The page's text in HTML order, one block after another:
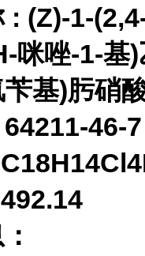
: (Z)-1-
咪唑-1-基
基)肟硝
64211-46-7
492.14